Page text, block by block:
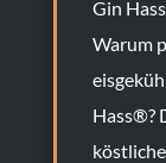
Gin
Warum
Hass®?